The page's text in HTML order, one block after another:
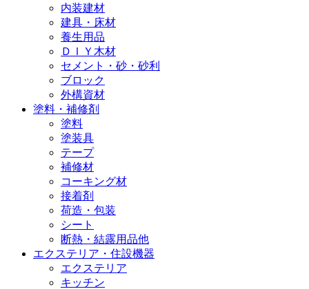
内装建材
建具・床材
養生用品
ＤＩＹ木材
セメント・砂・砂利
ブロック
外構資材
塗料・補修剤
塗料
塗装具
テープ
補修材
コーキング材
接着剤
荷造・包装
シート
断熱・結露用品他
エクステリア・住設機器
エクステリア
キッチン